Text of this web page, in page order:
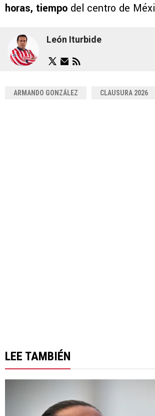
horas, tiempo del centro de
León Iturbide
ARMANDO GONZÁLEZ CLAUSURA 2026
LEE TAMBIÉN